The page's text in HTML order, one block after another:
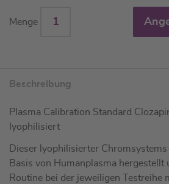
Menge
Beschreibung
Plasma Calibration Standard
lyophilisiert
Dieser lyophilisierter
Basis von Humanplasma hergestellt
Routine bei der jeweiligen Testreihe